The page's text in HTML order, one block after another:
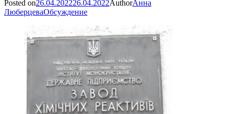
Posted on26.04.202226.04.2022AuthorАнна
ЛюберцеваОбсуждение